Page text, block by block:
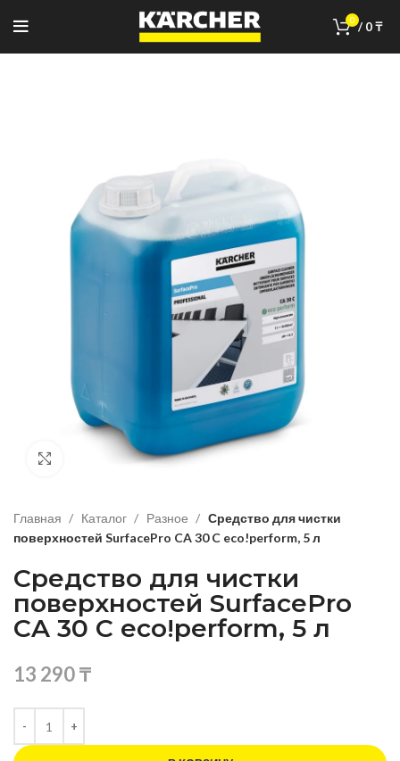
0 / 0₸
Нажмите, чтобы увеличить изображение
Главная Каталог Разное
Средство для чистки
поверхностей SurfacePro CA 30 C eco!perform, 5 л
Средство для чистки
поверхностей SurfacePro
CA 30 C eco!perform, 5 л
13 290₸